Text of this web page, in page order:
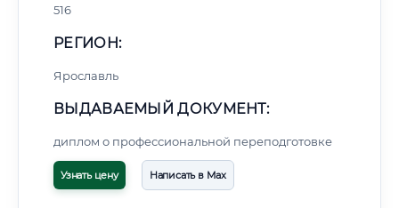
516
РЕГИОН:
Ярославль
ВЫДАВАЕМЫЙ ДОКУМЕНТ:
диплом о профессиональной переподготовке
Узнать цену Написать в Max